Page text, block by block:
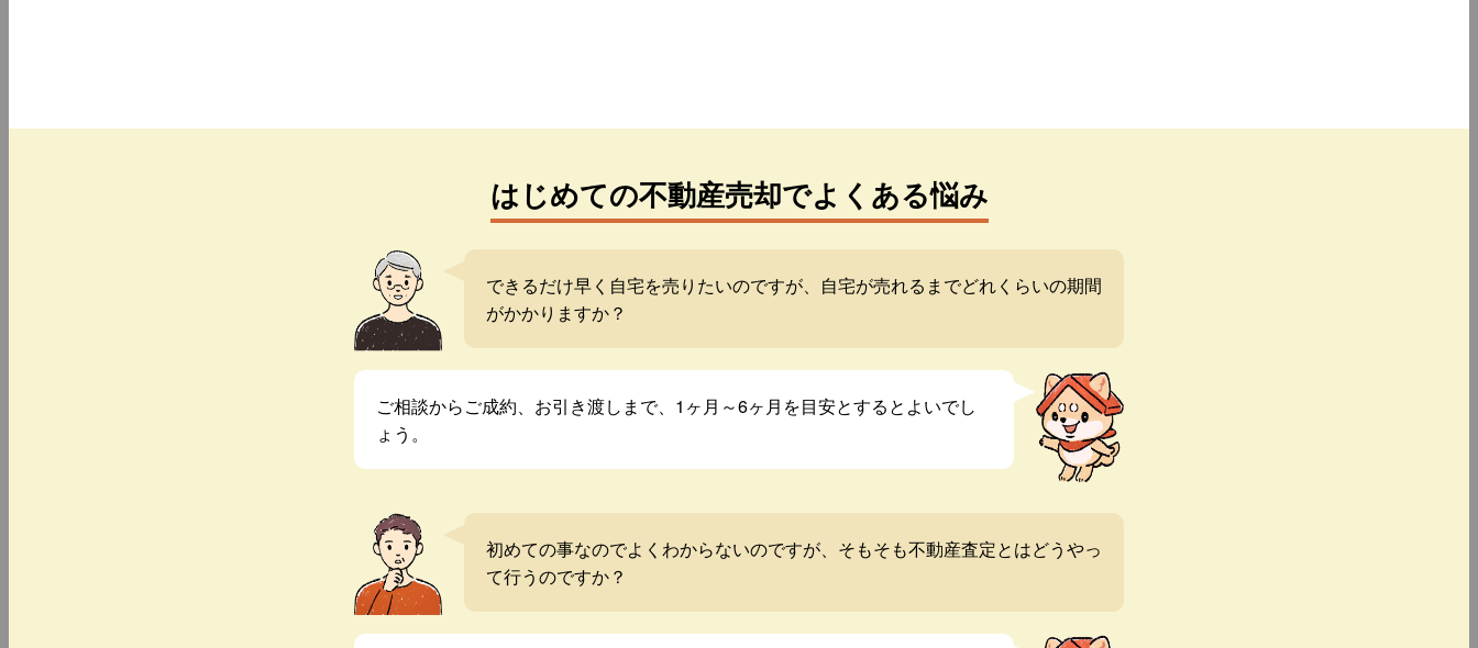
はじめての不動産売却でよくある悩み
できるだけ早く自宅を売りたいのですが、自宅が売れるまでどれくらいの期間
がかかりますか？
ご相談からご成約、お引き渡しまで、1ヶ月～6ヶ月を目安とするとよいでし
ょう。
初めての事なのでよくわからないのですが、そもそも不動産査定とはどうやっ
て行うのですか？